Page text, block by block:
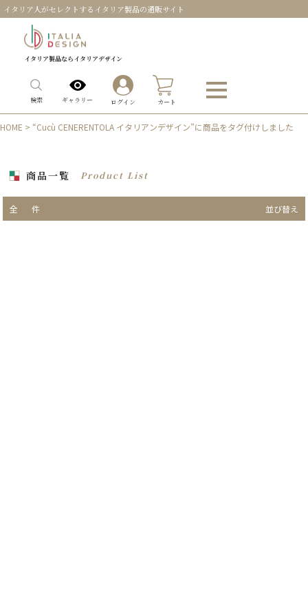
イタリア人がセレクトするイタリア製品の通販サイト
イタリア製品ならイタリアデザイン
検索 ギャラリー ログイン カート
HOME > “Cucù CENERENTOLA イタリアンデザイン”に商品をタグ付けしました
商品一覧 Product List
全 件 並び替え